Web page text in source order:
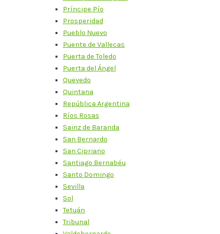
Príncipe Pío
Prosperidad
Pueblo Nuevo
Puente de Vallecas
Puerta de Toledo
Puerta del Ángel
Quevedo
Quintana
República Argentina
Ríos Rosas
Sainz de Baranda
San Bernardo
San Cipriano
Santiago Bernabéu
Santo Domingo
Sevilla
Sol
Tetuán
Tribunal